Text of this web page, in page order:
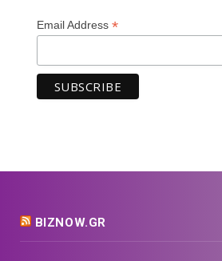
Email Address *
BIZNOW.GR